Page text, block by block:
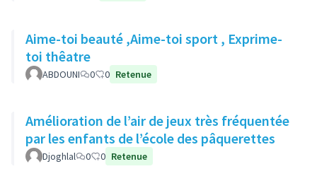
Aime-toi beauté ,Aime-toi sport , Exprime-
toi thêatre
ABDOUNI 0 0 Retenue
Amélioration de l’air de jeux très fréquentée
par les enfants de l’école des pâquerettes
Djoghlal 0 0 Retenue